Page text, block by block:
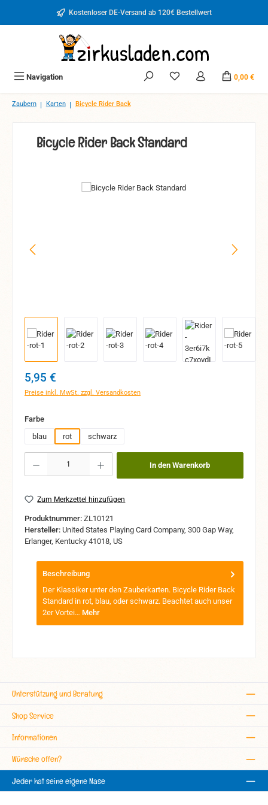
Zum Hauptinhalt springenKostenloser DE-Versand ab 120€ Bestellwert
Navigation Du hast 0 Produkte auf
0,00 €
Zaubern | Karten | Bicycle Rider Back
Bicycle Rider Back Standard
Bildergalerie überspringen
Regulärer Preis:
5,95 €
Preise inkl. MwSt. zzgl. Versandkosten
Farbeauswählen
blau
rot schwarz
In den Warenkorb
Zum Merkzettel hinzufügen
Produktnummer: ZL10121
Hersteller: United States Playing Card Company, 300 Gap Way,
Erlanger, Kentucky 41018, US
Beschreibung
Der Klassiker unter den Zauberkarten. Bicycle Rider Back
Standard in rot, blau, oder schwarz. Beachtet auch unser
2er Vortei… Mehr
Unterstützung und Beratung
Shop Service
Informationen
Wünsche offen?
Jeder hat seine eigene Nase